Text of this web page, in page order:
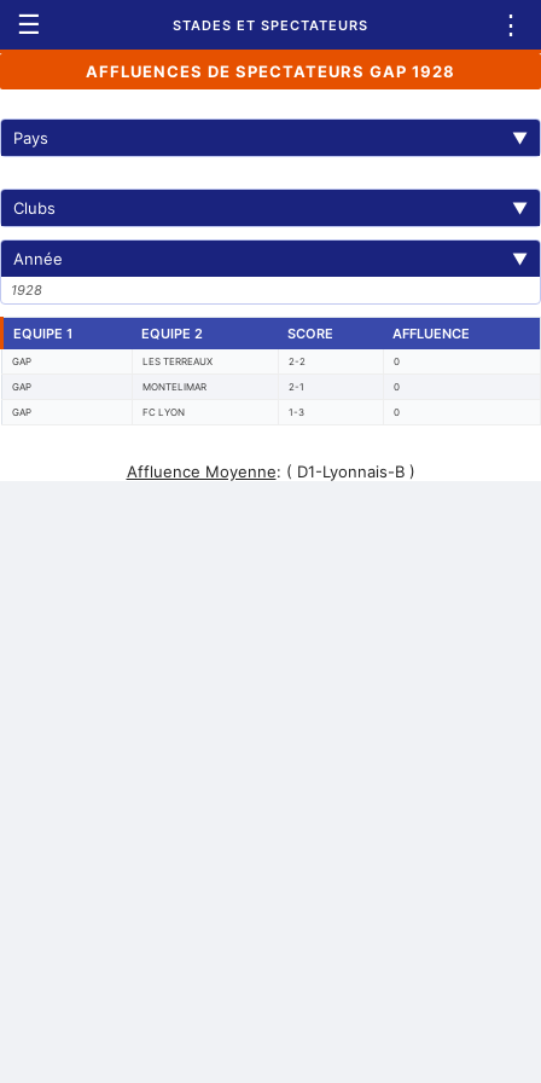
☰ STADES ET SPECTATEURS ⋮
AFFLUENCES DE SPECTATEURS GAP 1928
Pays ▼
Clubs ▼
Année ▼
1928
EQUIPE 1 EQUIPE 2 SCORE AFFLUENCE
GAP LES TERREAUX 2-2 0
GAP MONTELIMAR 2-1 0
GAP FC LYON 1-3 0
Affluence Moyenne: ( D1-Lyonnais-B )